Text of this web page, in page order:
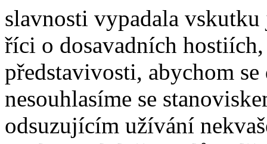
slavnosti vypadala
říci o dosavadních
představivosti, abychom
nesouhlasíme se
odsuzujícím užívání